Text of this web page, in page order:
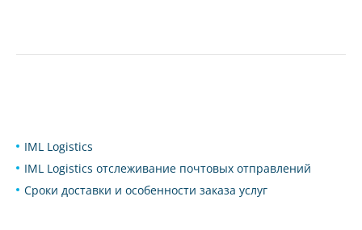
IML Logistics
IML Logistics отслеживание почтовых отправлений
Сроки доставки и особенности заказа услуг